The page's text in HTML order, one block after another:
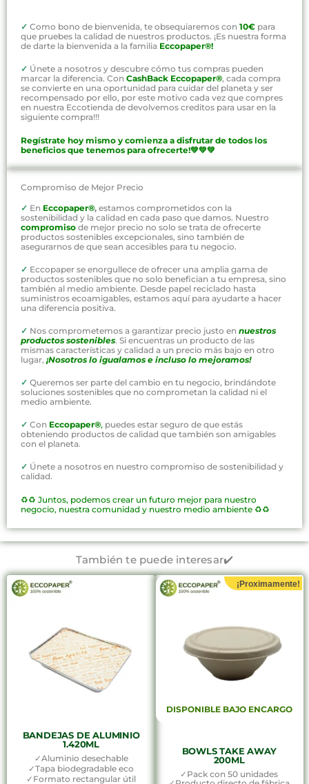
✓ Como bono de bienvenida, te obsequiaremos con 10€ para
que pruebes la calidad de nuestros productos. ¡Es nuestra forma
de darte la bienvenida a la familia Eccopaper®!
✓ Únete a nosotros y descubre cómo tus compras pueden
marcar la diferencia. Con CashBack Eccopaper®, cada compra
se convierte en una oportunidad para cuidar del planeta y ser
recompensado por ello, por este motivo cada vez que compres
en nuestra Eccotienda de devolvemos creditos para usar en la
siguiente compra!!!
Regístrate hoy mismo y comienza a disfrutar de todos los
beneficios que tenemos para ofrecerte!💚💚💚
Compromiso de Mejor Precio
✓ En Eccopaper®, estamos comprometidos con la
sostenibilidad y la calidad en cada paso que damos. Nuestro
compromiso de mejor precio no solo se trata de ofrecerte
productos sostenibles excepcionales, sino también de
asegurarnos de que sean accesibles para tu negocio.
✓ Eccopaper se enorgullece de ofrecer una amplia gama de
productos sostenibles que no solo benefician a tu empresa, sino
también al medio ambiente. Desde papel reciclado hasta
suministros ecoamigables, estamos aquí para ayudarte a hacer
una diferencia positiva.
✓ Nos comprometemos a garantizar precio justo en nuestros
productos sostenibles. Si encuentras un producto de las
mismas características y calidad a un precio más bajo en otro
lugar, ¡Nosotros lo igualamos e incluso lo mejoramos!
✓ Queremos ser parte del cambio en tu negocio, brindándote
soluciones sostenibles que no comprometan la calidad ni el
medio ambiente.
✓ Con Eccopaper®, puedes estar seguro de que estás
obteniendo productos de calidad que también son amigables
con el planeta.
✓ Únete a nosotros en nuestro compromiso de sostenibilidad y
calidad.
♻️♻️ Juntos, podemos crear un futuro mejor para nuestro
negocio, nuestra comunidad y nuestro medio ambiente ♻️♻️
También te puede interesar✔️
BANDEJAS DE ALUMINIO
1.420ML
✓Aluminio desechable
✓Tapa biodegradable eco
✓Formato rectangular útil
¡Proximamente!
DISPONIBLE BAJO ENCARGO
BOWLS TAKE AWAY
200ML
✓Pack con 50 unidades